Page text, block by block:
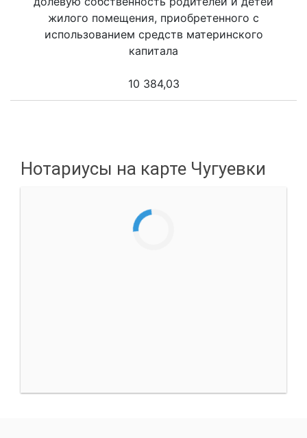
жилого помещения, приобретенного с
использованием средств материнского
капитала
10 384,03
Нотариусы на карте Чугуевки